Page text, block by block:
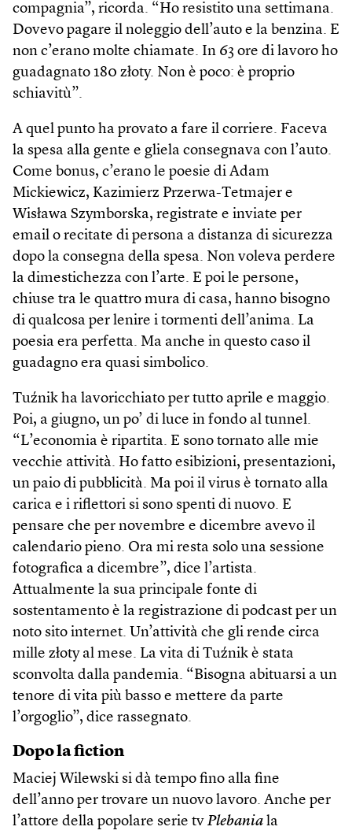
compagnia”, ricorda. “Ho resistito una settimana.
Dovevo pagare il noleggio dell’auto e la benzina. E
non c’erano molte chiamate. In 63 ore di lavoro ho
guadagnato 180 złoty. Non è poco: è proprio
schiavitù”.
A quel punto ha provato a fare il corriere. Faceva
la spesa alla gente e gliela consegnava con l’auto.
Come bonus, c’erano le poesie di Adam
Mickiewicz, Kazimierz Przerwa-Tetmajer e
Wisława Szymborska, registrate e inviate per
email o recitate di persona a distanza di sicurezza
dopo la consegna della spesa. Non voleva perdere
la dimestichezza con l’arte. E poi le persone,
chiuse tra le quattro mura di casa, hanno bisogno
di qualcosa per lenire i tormenti dell’anima. La
poesia era perfetta. Ma anche in questo caso il
guadagno era quasi simbolico.
Tuźnik ha lavoricchiato per tutto aprile e maggio.
Poi, a giugno, un po’ di luce in fondo al tunnel.
“L’economia è ripartita. E sono tornato alle mie
vecchie attività. Ho fatto esibizioni, presentazioni,
un paio di pubblicità. Ma poi il virus è tornato alla
carica e i riflettori si sono spenti di nuovo. E
pensare che per novembre e dicembre avevo il
calendario pieno. Ora mi resta solo una sessione
fotografica a dicembre”, dice l’artista.
Attualmente la sua principale fonte di
sostentamento è la registrazione di podcast per un
noto sito internet. Un’attività che gli rende circa
mille złoty al mese. La vita di Tuźnik è stata
sconvolta dalla pandemia. “Bisogna abituarsi a un
tenore di vita più basso e mettere da parte
l’orgoglio”, dice rassegnato.
Dopo la fiction
Maciej Wilewski si dà tempo fino alla fine
dell’anno per trovare un nuovo lavoro. Anche per
l’attore della popolare serie tv Plebania la